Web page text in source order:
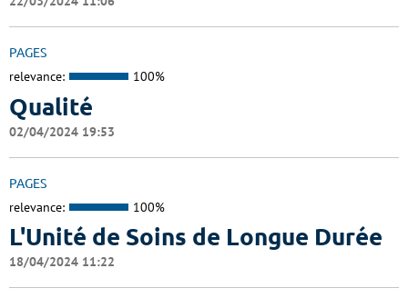
PAGES
relevance: 100%
Qualité
02/04/2024 19:53
PAGES
relevance: 100%
L'Unité de Soins de Longue Durée
18/04/2024 11:22